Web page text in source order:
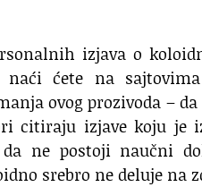
izjava o
naći ćete na
ovog prozivoda –
citiraju izjave koju je
ne postoji naučni
srebro ne deluje na